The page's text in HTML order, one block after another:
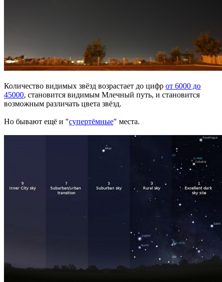
Количество видимых звёзд возрастает до цифр от 6000 до
45000, становится видимым Млечный путь, и становится
возможным различать цвета звёзд.
Но бывают ещё и "супертёмные" места.